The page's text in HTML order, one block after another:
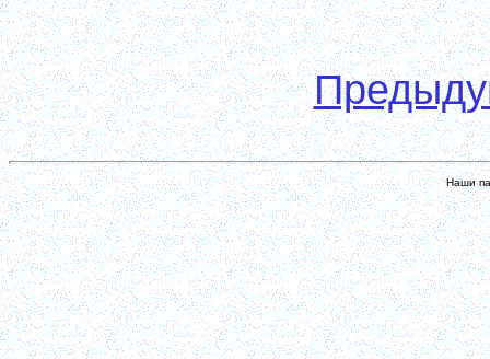
Наши